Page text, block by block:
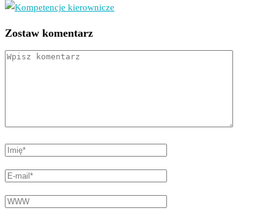
Zostaw komentarz